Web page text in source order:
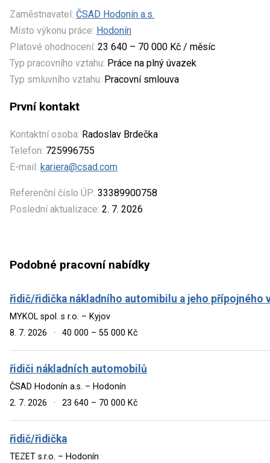
Zaměstnavatel: ČSAD Hodonín a.s.
Místo výkonu práce: Hodonín
Platové ohodnocení: 23 640 – 70 000 Kč / měsíc
Typ pracovního vztahu: Práce na plný úvazek
Typ smluvního vztahu: Pracovní smlouva
První kontakt
Kontaktní osoba: Radoslav Brdečka
Telefon: 725996755
E-mail: kariera@csad.com
Referenční číslo ÚP: 33389900758
Poslední aktualizace: 2. 7. 2026
Podobné pracovní nabídky
řidič/řidička nákladního automibilu a jeho přípojného
MYKOL spol. s r.o. – Kyjov
8. 7. 2026
· 40 000 – 55 000 Kč
řidiči nákladních automobilů
ČSAD Hodonín a.s. – Hodonín
2. 7. 2026
· 23 640 – 70 000 Kč
řidič/řidička
TEZET s.r.o. – Hodonín